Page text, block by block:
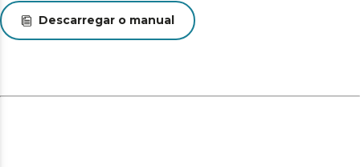
Descarregar o manual